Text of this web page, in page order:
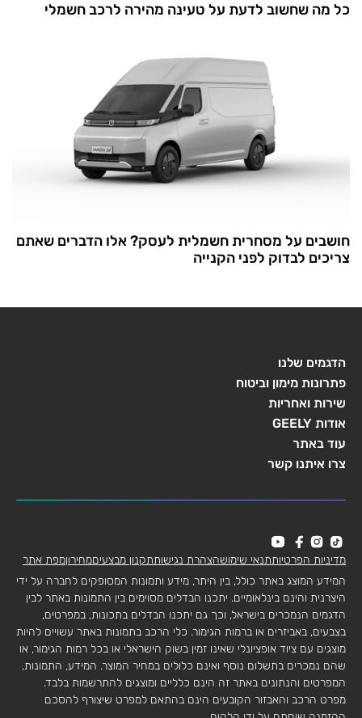
כל מה שחשוב לדעת על טעינה מהירה לרכב חשמלי
חושבים על מסחרית חשמלית לעסק? אלו הדברים שאתם
צריכים לבדוק לפני הקנייה
הדגמים שלנו
פתרונות מימון וביטוח
שירות ואחריות
אודות GEELY
עוד באתר
צרו איתנו קשר
מדיניות הפרטיותתנאי שימושהצהרת נגישותתקנון מבצעיםמחירוןמפת אתר
המידע המוצג באתר כולל, בין היתר, מידע ותמונות המסופקים לחברה על ידי
היצרנית והינם בינלאומיים. יתכנו הבדלים מסוימים בין התמונות באתר לבין
הדגמים הנמכרים בישראל, וכך גם יתכנו הבדלים בתכונות, במפרטים,
בצבעים, באביזרים או ברמות הגימור. כלי הרכב בתמונות באתר עשויים להיות
מוצגים עם ציוד אופציונלי שאינו זמין בשוק הישראלי או בכל רמות הגימור, או
שהם נמכרים בתשלום נוסף ואינם כלולים במחיר המוצר. המידע, התמונות,
המפרטים והנתונים באתר זה הינם כלליים ומוצגים להתרשמות בלבד.
מפרט הרכב והאבזור הקובעים הינם בהתאם למפרט שיצורף להסכם